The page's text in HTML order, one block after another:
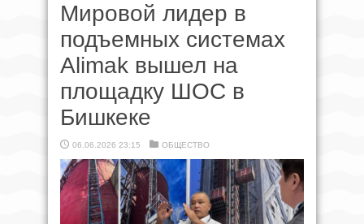
Мировой лидер в
подъемных системах
Alimak вышел на
площадку ШОС в
Бишкеке
06.06.2026 23:15 ОБЩЕСТВО